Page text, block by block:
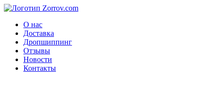
О нас
Доставка
Дропшиппинг
Отзывы
Новости
Контакты